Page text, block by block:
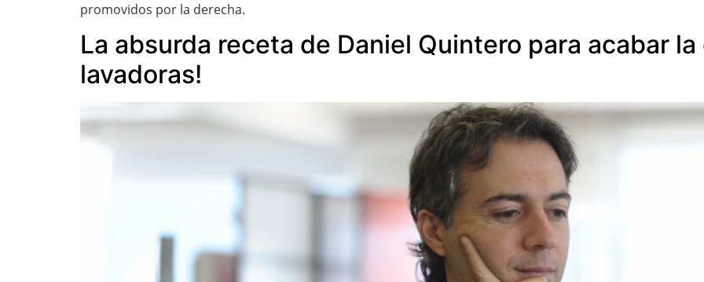
promovidos por la derecha.
La absurda receta de Daniel Quintero para acabar
lavadoras!